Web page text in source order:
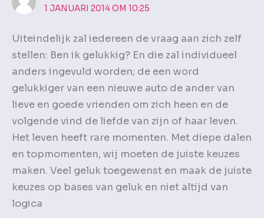
1 JANUARI 2014 OM 10:25
Uiteindelijk zal iedereen de vraag aan zich zelf
stellen: Ben ik gelukkig? En die zal individueel
anders ingevuld worden; de een word
gelukkiger van een nieuwe auto de ander van
lieve en goede vrienden om zich heen en de
volgende vind de liefde van zijn of haar leven.
Het leven heeft rare momenten. Met diepe dalen
en topmomenten, wij moeten de juiste keuzes
maken. Veel geluk toegewenst en maak de juiste
keuzes op bases van geluk en niet altijd van
logica